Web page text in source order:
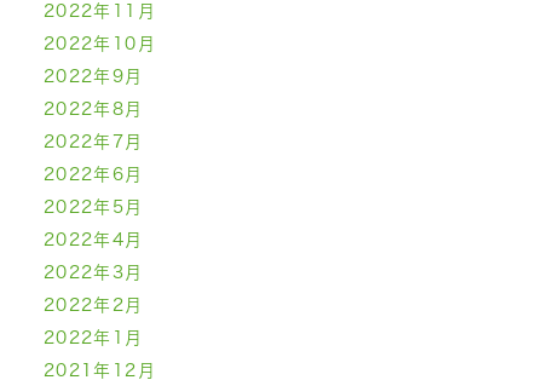
2022年11月
2022年10月
2022年9月
2022年8月
2022年7月
2022年6月
2022年5月
2022年4月
2022年3月
2022年2月
2022年1月
2021年12月